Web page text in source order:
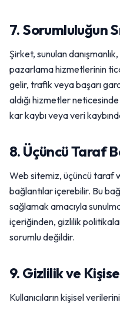
7. Sorumluluğun
Şirket, sunulan
pazarlama hizmetlerinin
gelir, trafik veya başarı
aldığı hizmetler
kar kaybı veya veri
8. Üçüncü Taraf
Web sitemiz, üçüncü taraf
bağlantılar içerebilir. Bu
sağlamak amacıyla
içeriğinden, gizlilik
sorumlu değildir.
9. Gizlilik ve
Kullanıcıların kişisel